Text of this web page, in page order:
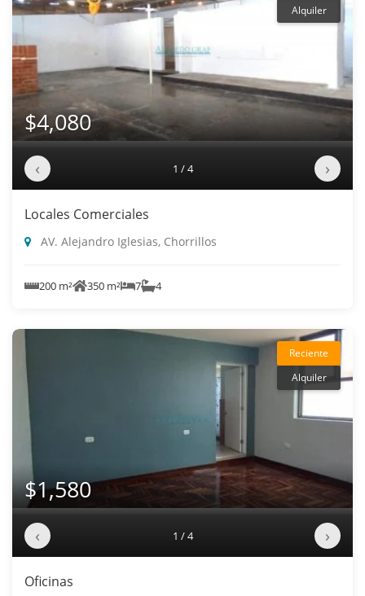
Alquiler
$4,080
‹ 1 / 4 ›
Locales Comerciales
AV. Alejandro Iglesias, Chorrillos
200 m² 350 m² 7 4
Reciente
Alquiler
$1,580
‹ 1 / 4 ›
Oficinas